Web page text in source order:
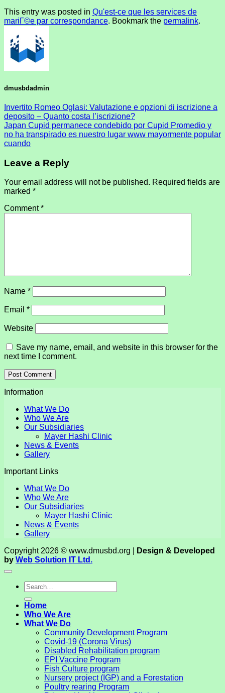
This entry was posted in Qu'est-ce que les services de
mariГ©e par correspondance. Bookmark the permalink.
dmusbdadmin
Invertito Romeo Oglasi: Valutazione e opzioni di iscrizione a
deposito – Quanto costa l’iscrizione?
Japan Cupid permanece condebido por Cupid Promedio y
no ha transpirado es nuestro lugar www mayormente popular
cuando
Leave a Reply
Your email address will not be published. Required fields are
marked *
Comment*
Name *
Email *
Website
Save my name, email, and website in this browser for the
next time I comment.
Information
What We Do
Who We Are
Our Subsidiaries
Mayer Hashi Clinic
News & Events
Gallery
Important Links
What We Do
Who We Are
Our Subsidiaries
Mayer Hashi Clinic
News & Events
Gallery
Copyright 2026 © www.dmusbd.org |
Design & Developed
by Web Solution IT Ltd.
Home
Who We Are
What We Do
Community Development Program
Covid-19 (Corona Virus)
Disabled Rehabilitation program
EPI Vaccine Program
Fish Culture program
Nursery project (IGP) and a Forestation
Poultry rearing Program